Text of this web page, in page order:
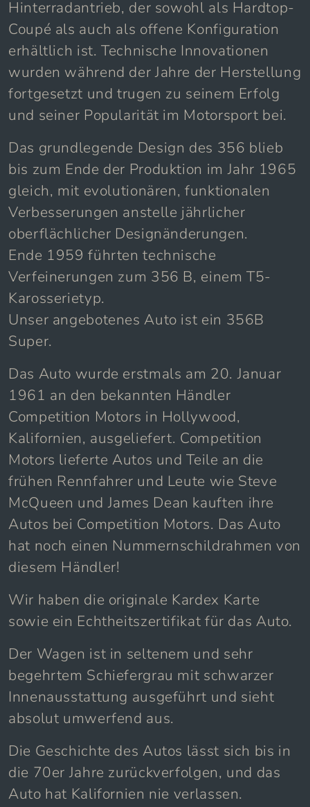
Zweitürer mit Heckmotor und
Hinterradantrieb, der sowohl als Hardtop-
Coupé als auch als offene Konfiguration
erhältlich ist. Technische Innovationen
wurden während der Jahre der Herstellung
fortgesetzt und trugen zu seinem Erfolg
und seiner Popularität im Motorsport bei.
Das grundlegende Design des 356 blieb
bis zum Ende der Produktion im Jahr 1965
gleich, mit evolutionären, funktionalen
Verbesserungen anstelle jährlicher
oberflächlicher Designänderungen.
Ende 1959 führten technische
Verfeinerungen zum 356 B, einem T5-
Karosserietyp.
Unser angebotenes Auto ist ein 356B
Super.
Das Auto wurde erstmals am 20. Januar
1961 an den bekannten Händler
Competition Motors in Hollywood,
Kalifornien, ausgeliefert. Competition
Motors lieferte Autos und Teile an die
frühen Rennfahrer und Leute wie Steve
McQueen und James Dean kauften ihre
Autos bei Competition Motors. Das Auto
hat noch einen Nummernschildrahmen von
diesem Händler!
Wir haben die originale Kardex Karte
sowie ein Echtheitszertifikat für das Auto.
Der Wagen ist in seltenem und sehr
begehrtem Schiefergrau mit schwarzer
Innenausstattung ausgeführt und sieht
absolut umwerfend aus.
Die Geschichte des Autos lässt sich bis in
die 70er Jahre zurückverfolgen, und das